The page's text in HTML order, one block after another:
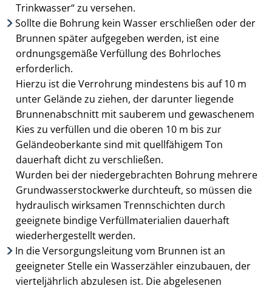
Trinkwasser“ zu versehen.
Sollte die Bohrung kein Wasser erschließen oder der
Brunnen später aufgegeben werden, ist eine
ordnungs­gemäße Verfüllung des Bohrloches
erforderlich.
Hierzu ist die Verrohrung mindestens bis auf 10 m
unter Gelände zu ziehen, der darunter liegende
Brunnen­abschnitt mit sauberem und gewaschenem
Kies zu verfüllen und die oberen 10 m bis zur
Geländeoberkante sind mit quellfähigem Ton
dauerhaft dicht zu verschließen.
Wurden bei der niedergebrachten Bohrung mehrere
Grundwasserstockwerke durch­teuft, so müssen die
hydraulisch wirksamen Trennschichten durch
geeignete bindige Verfüllmaterialien dauerhaft
wiederherge­stellt werden.
In die Versorgungsleitung vom Brunnen ist an
geeigneter Stelle ein Wasserzähler einzu­bauen, der
viertel­jährlich abzulesen ist. Die abgelesenen